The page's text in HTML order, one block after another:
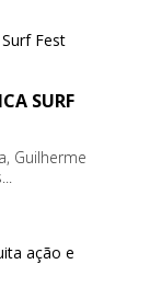
SURF
Guilherme